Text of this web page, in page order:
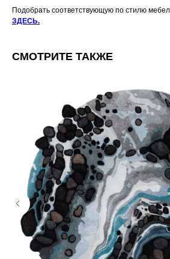
Подобрать соответствующую по стилю
ЗДЕСЬ.
СМОТРИТЕ ТАКЖЕ